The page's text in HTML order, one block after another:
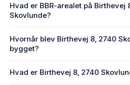
Skovlunde.
Hvad er BBR-arealet på Birthevej
Skovlunde?
Skovlunde.
Hvornår blev Birthevej 8, 2740
bygget?
Birthevej 8, 2740 Skovlunde.
Hvad er Birthevej 8, 2740